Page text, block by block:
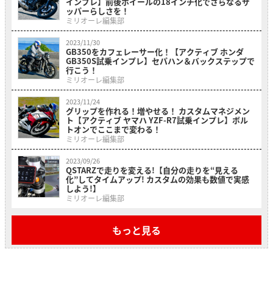
ッパーらしさを！
ミリオーレ編集部
2023/11/30
GB350をカフェレーサー化！【アクティブ ホンダ
GB350S試乗インプレ】セパハン＆バックステップで
行こう！
ミリオーレ編集部
2023/11/24
グリップを作れる！増やせる！ カスタムマネジメン
ト【アクティブ ヤマハ YZF-R7試乗インプレ】ボル
トオンでここまで変わる！
ミリオーレ編集部
2023/09/26
QSTARZで走りを変える!【自分の走りを“見える
化”してタイムアップ! カスタムの効果も数値で実感
しよう!】
ミリオーレ編集部
もっと見る